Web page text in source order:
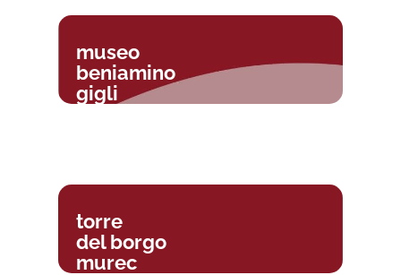
museo
beniamino
gigli
torre
del borgo
murec